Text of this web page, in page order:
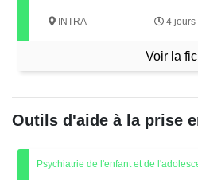
INTRA 4 jours
Voir la
Outils d'aide à la prise
Psychiatrie de l'enfant et de